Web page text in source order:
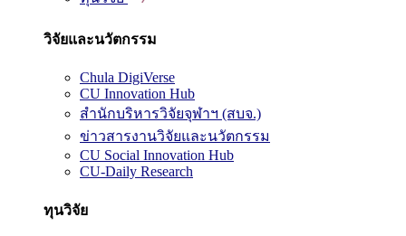
วิจัยและนวัตกรรม
Chula DigiVerse
CU Innovation Hub
สำนักบริหารวิจัยจุฬาฯ (สบจ.)
ข่าวสารงานวิจัยและนวัตกรรม
CU Social Innovation Hub
CU-Daily Research
ทุนวิจัย